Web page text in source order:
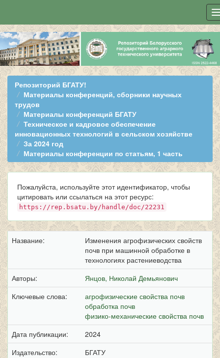
Skip
navigation
Репозиторий БГАТУ!
Материалы конференций, сборники научных
трудов
Материалы конференций БГАТУ
Техническое и кадровое обеспечение
инновационных технологий в сельском хозяйстве
За 2024 год
Материалы конференции по статьям, 1 часть
Пожалуйста, используйте этот идентификатор, чтобы
цитировать или ссылаться на этот ресурс:
https://rep.bsatu.by/handle/doc/22231
Название:
Изменения агрофизических свойств
почв при машинной обработке в
технологиях растениеводства
Авторы:
Янцов, Николай Демьянович
Ключевые слова:
агрофизические свойства почв
обработка почв
физико-механические свойства почв
Дата публикации:
2024
Издательство:
БГАТУ